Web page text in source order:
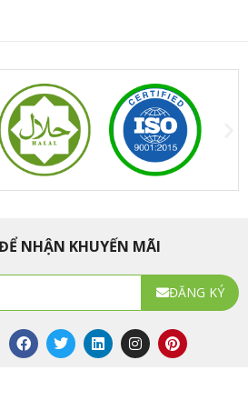
NHẬN KHUYẾN MÃI
ĐĂNG KÝ
F
a
c
T
w
i
L
i
n
I
n
s
P
i
n